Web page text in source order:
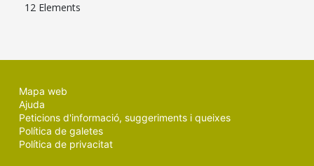
12 Elements
Mapa web
Ajuda
Peticions d'informació, suggeriments i queixes
Política de galetes
Política de privacitat